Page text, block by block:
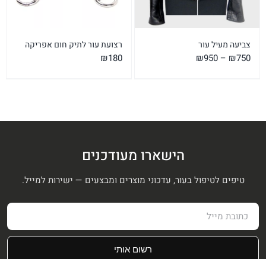
צביעה מעיל עור
₪750
–
₪950
⁦₪950⁩
רצועת עור לתיק חום אפריקה
₪180
הישארו מעודכנים
טיפים לטיפול בעור, עדכוני מוצרים ומבצעים — ישירות למייל.
רשום אותי